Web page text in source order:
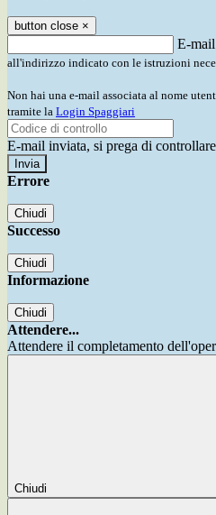
button close ×
E-mail
all'indirizzo indicato con le istruzioni
Non hai una e-mail associata al nome
tramite la Login Spaggiari
E-mail inviata, si prega di
Errore
Chiudi
Successo
Chiudi
Informazione
Chiudi
Attendere...
Attendere il completamento
Chiudi